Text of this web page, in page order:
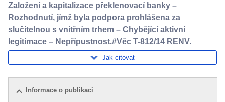
Založení a kapitalizace překlenovací banky –
Rozhodnutí, jímž byla podpora prohlášena za
slučitelnou s vnitřním trhem – Chybějící aktivní
legitimace – Nepřípustnost.#Věc T-812/14 RENV.
Jak citovat
Informace o publikaci